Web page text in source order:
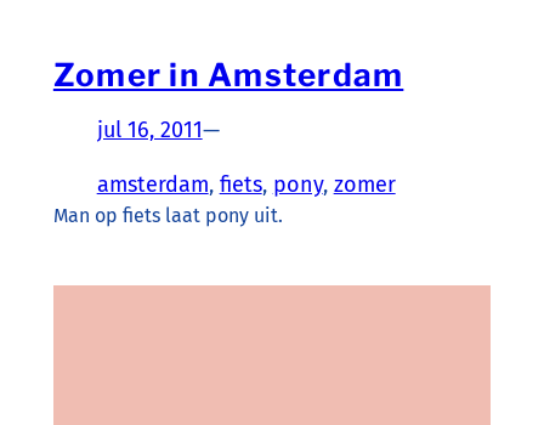
Zomer in Amsterdam
jul 16, 2011—
amsterdam, fiets, pony, zomer
Man op fiets laat pony uit.